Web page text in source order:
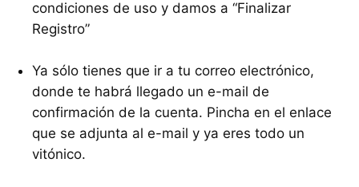
condiciones de uso y damos a “Finalizar
Registro”
Ya sólo tienes que ir a tu correo electrónico,
donde te habrá llegado un e-mail de
confirmación de la cuenta. Pincha en el enlace
que se adjunta al e-mail y ya eres todo un
vitónico.